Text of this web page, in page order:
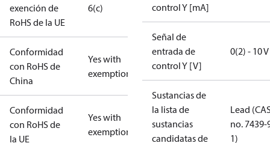
exención de
RoHS de la UE
6(c)
Conformidad
con RoHS de
China
Yes with
exemptions
Conformidad
con RoHS de
la UE
Yes with
exemptions
control Y [mA]
Señal de
entrada de
control Y [V]
0(2) - 10 V
Sustancias de
la lista de
sustancias
candidatas de
Lead
no. 7439-
1)